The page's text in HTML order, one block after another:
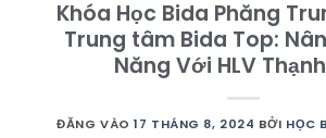
Khóa Học Bida Phăng
Trung tâm Bida Top:
Năng Với HLV
ĐĂNG VÀO17 THÁNG 8, 2024 BỞI HỌC